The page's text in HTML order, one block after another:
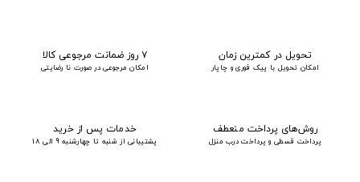
تحویل در کمترین زمان
امکان تحویل با پیک فوری و چاپار
۷ روز ضمانت مرجوعی کالا
امکان مرجوعی در صورت نا رضایتی
روش‌های پرداخت منعطف
پرداخت قسطی و پرداخت درب منزل
خدمات پس از خرید
پشتیبانی از شنبه تا چهارشنبه 9 الی 18